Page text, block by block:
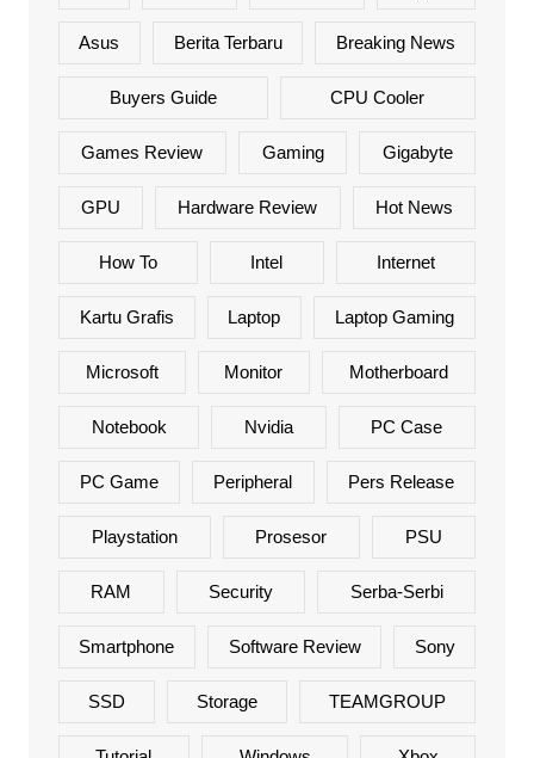
Asus Berita Terbaru Breaking News
Buyers Guide CPU Cooler
Games Review Gaming Gigabyte
GPU Hardware Review Hot News
How To Intel Internet
Kartu Grafis Laptop Laptop Gaming
Microsoft Monitor Motherboard
Notebook Nvidia PC Case
PC Game Peripheral Pers Release
Playstation Prosesor PSU
RAM Security Serba-Serbi
Smartphone Software Review Sony
SSD Storage TEAMGROUP